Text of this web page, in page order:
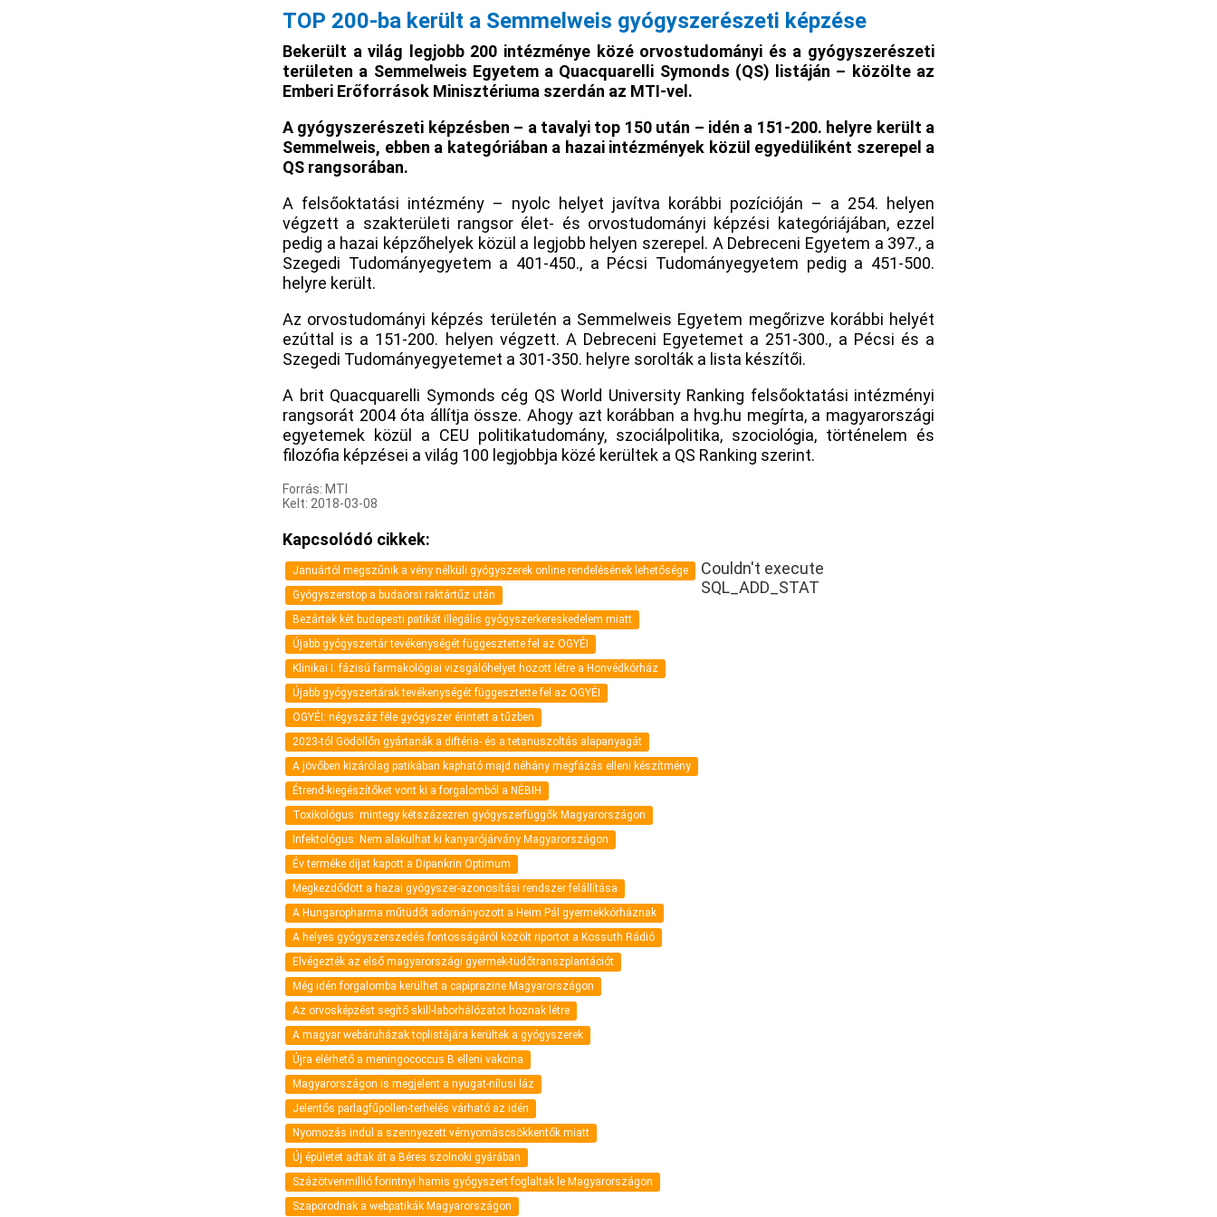
TOP 200-ba került a Semmelweis gyógyszerészeti képzése
Bekerült a világ legjobb 200 intézménye közé orvostudományi és a gyógyszerészeti
területen a Semmelweis Egyetem a Quacquarelli Symonds (QS) listáján – közölte az
Emberi Erőforrások Minisztériuma szerdán az MTI-vel.
A gyógyszerészeti képzésben – a tavalyi top 150 után – idén a 151-200. helyre került a
Semmelweis, ebben a kategóriában a hazai intézmények közül egyedüliként szerepel a
QS rangsorában.
A felsőoktatási intézmény – nyolc helyet javítva korábbi pozícióján – a 254. helyen
végzett a szakterületi rangsor élet- és orvostudományi képzési kategóriájában, ezzel
pedig a hazai képzőhelyek közül a legjobb helyen szerepel. A Debreceni Egyetem a 397., a
Szegedi Tudományegyetem a 401-450., a Pécsi Tudományegyetem pedig a 451-500.
helyre került.
Az orvostudományi képzés területén a Semmelweis Egyetem megőrizve korábbi helyét
ezúttal is a 151-200. helyen végzett. A Debreceni Egyetemet a 251-300., a Pécsi és a
Szegedi Tudományegyetemet a 301-350. helyre sorolták a lista készítői.
A brit Quacquarelli Symonds cég QS World University Ranking felsőoktatási intézményi
rangsorát 2004 óta állítja össze. Ahogy azt korábban a hvg.hu megírta, a magyarországi
egyetemek közül a CEU politikatudomány, szociálpolitika, szociológia, történelem és
filozófia képzései a világ 100 legjobbja közé kerültek a QS Ranking szerint.
Forrás: MTI
Kelt: 2018-03-08
Kapcsolódó cikkek:
Januártól megszűnik a vény nélküli gyógyszerek online rendelésének lehetősége
Gyógyszerstop a budaörsi raktártűz után
Bezártak két budapesti patikát illegális gyógyszerkereskedelem miatt
Újabb gyógyszertár tevékenységét függesztette fel az OGYÉI
Klinikai I. fázisú farmakológiai vizsgálóhelyet hozott létre a Honvédkórház
Újabb gyógyszertárak tevékenységét függesztette fel az OGYÉI
OGYÉI: négyszáz féle gyógyszer érintett a tűzben
2023-tól Gödöllőn gyártanák a diftéria- és a tetanuszoltás alapanyagát
A jövőben kizárólag patikában kapható majd néhány megfázás elleni készítmény
Étrend-kiegészítőket vont ki a forgalomból a NÉBIH
Toxikológus: mintegy kétszázezren gyógyszerfüggők Magyarországon
Infektológus: Nem alakulhat ki kanyarójárvány Magyarországon
Év terméke díjat kapott a Dipankrin Optimum
Megkezdődött a hazai gyógyszer-azonosítási rendszer felállítása
A Hungaropharma műtüdőt adományozott a Heim Pál gyermekkórháznak
A helyes gyógyszerszedés fontosságáról közölt riportot a Kossuth Rádió
Elvégezték az első magyarországi gyermek-tüdőtranszplantációt
Még idén forgalomba kerülhet a capiprazine Magyarországon
Az orvosképzést segítő skill-laborhálózatot hoznak létre
A magyar webáruházak toplistájára kerültek a gyógyszerek
Újra elérhető a meningococcus B elleni vakcina
Magyarországon is megjelent a nyugat-nílusi láz
Jelentős parlagfűpollen-terhelés várható az idén
Nyomozás indul a szennyezett vérnyomáscsökkentők miatt
Új épületet adtak át a Béres szolnoki gyárában
Százötvenmillió forintnyi hamis gyógyszert foglaltak le Magyarországon
Szaporodnak a webpatikák Magyarországon
Couldn't execute
SQL_ADD_STAT